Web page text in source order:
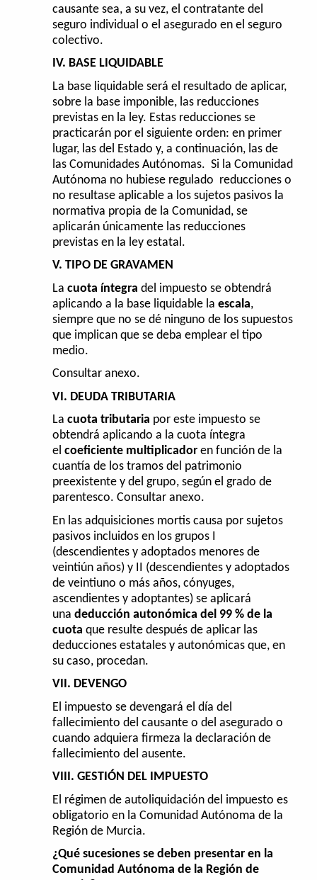
causante sea, a su vez, el contratante del
seguro individual o el asegurado en el seguro
colectivo.
IV. BASE LIQUIDABLE
La base liquidable será el resultado de aplicar,
sobre la base imponible, las reducciones
previstas en la ley. Estas reducciones se
practicarán por el siguiente orden: en primer
lugar, las del Estado y, a continuación, las de
las Comunidades Autónomas. Si la Comunidad
Autónoma no hubiese regulado reducciones o
no resultase aplicable a los sujetos pasivos la
normativa propia de la Comunidad, se
aplicarán únicamente las reducciones
previstas en la ley estatal.
V. TIPO DE GRAVAMEN
Lacuota íntegra del impuesto se obtendrá
aplicando a la base liquidable laescala,
siempre que no se dé ninguno de los supuestos
que implican que se deba emplear el tipo
medio.
Consultar anexo.
VI. DEUDA TRIBUTARIA
Lacuota tributaria por este impuesto se
obtendrá aplicando a la cuota íntegra
elcoeficiente multiplicador en función de la
cuantía de los tramos del patrimonio
preexistente y del grupo, según el grado de
parentesco. Consultar anexo.
En las adquisiciones mortis causa por sujetos
pasivos incluidos en los grupos I
(descendientes y adoptados menores de
veintiún años) y II (descendientes y adoptados
de veintiuno o más años, cónyuges,
ascendientes y adoptantes) se aplicará
unadeducción autonómica del 99 % de la
cuotaque resulte después de aplicar las
deducciones estatales y autonómicas que, en
su caso, procedan.
VII. DEVENGO
El impuesto se devengará el día del
fallecimiento del causante o del asegurado o
cuando adquiera firmeza la declaración de
fallecimiento del ausente.
VIII. GESTIÓN DEL IMPUESTO
El régimen de autoliquidación del impuesto es
obligatorio en la Comunidad Autónoma de la
Región de Murcia.
¿Qué sucesiones se deben presentar en la
Comunidad Autónoma de la Región de